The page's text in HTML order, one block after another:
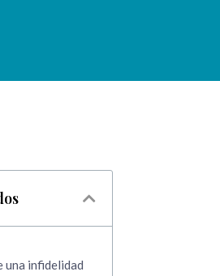
una infidelidad